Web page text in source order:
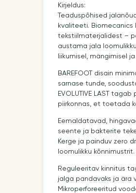
Kirjeldus:
Teaduspõhised
kvaliteeti. Biomecanics
tekstiilmaterjalidest –
austama jala
liikumisel, mängimisel
BAREFOOT disain
sarnase tunde,
EVOLUTIVE LAST
piirkonnas, et toetada
Eemaldatavad,
seente ja bakterite
Kerge ja painduv zero
loomulikku kõnnimustrit.
Reguleeritav kinnitus
jalga pandavaks ja ära
Mikroperforeeritud